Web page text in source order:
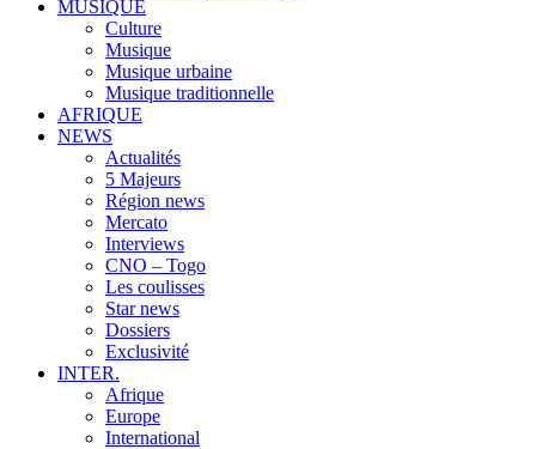
MUSIQUE
Culture
Musique
Musique urbaine
Musique traditionnelle
AFRIQUE
NEWS
Actualités
5 Majeurs
Région news
Mercato
Interviews
CNO – Togo
Les coulisses
Star news
Dossiers
Exclusivité
INTER.
Afrique
Europe
International